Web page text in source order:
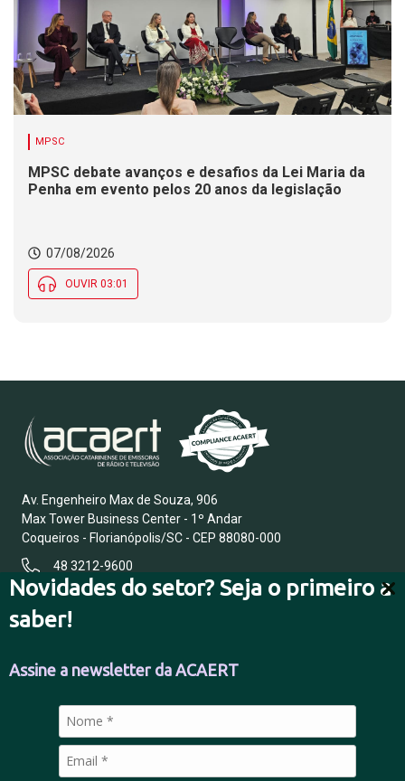
Novidades do setor? Seja o primeiro a
saber!
Assine a newsletter da ACAERT
MPSC
MPSC debate avanços e desafios da Lei Maria da
Penha em evento pelos 20 anos da legislação
07/08/2026
OUVIR 03:01
Av. Engenheiro Max de Souza, 906
Max Tower Business Center - 1º Andar
Coqueiros - Florianópolis/SC - CEP 88080-000
48 3212-9600
FALE CONOSCO
POLÍTICA DE PRIVACIDADE